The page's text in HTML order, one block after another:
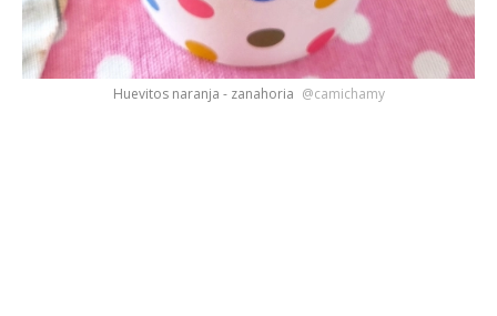
Huevitos naranja - zanahoria @camichamy